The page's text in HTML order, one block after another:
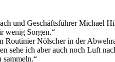
und Geschäftsführer Michael
wenig Sorgen.“
Nölscher in der
ich aber auch noch Luft
sammeln.“